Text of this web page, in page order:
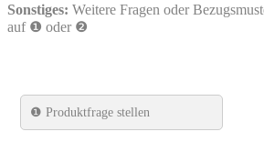
Sonstiges: Weitere Fragen oder
auf ❶ oder ❷
❶ Produktfrage stellen